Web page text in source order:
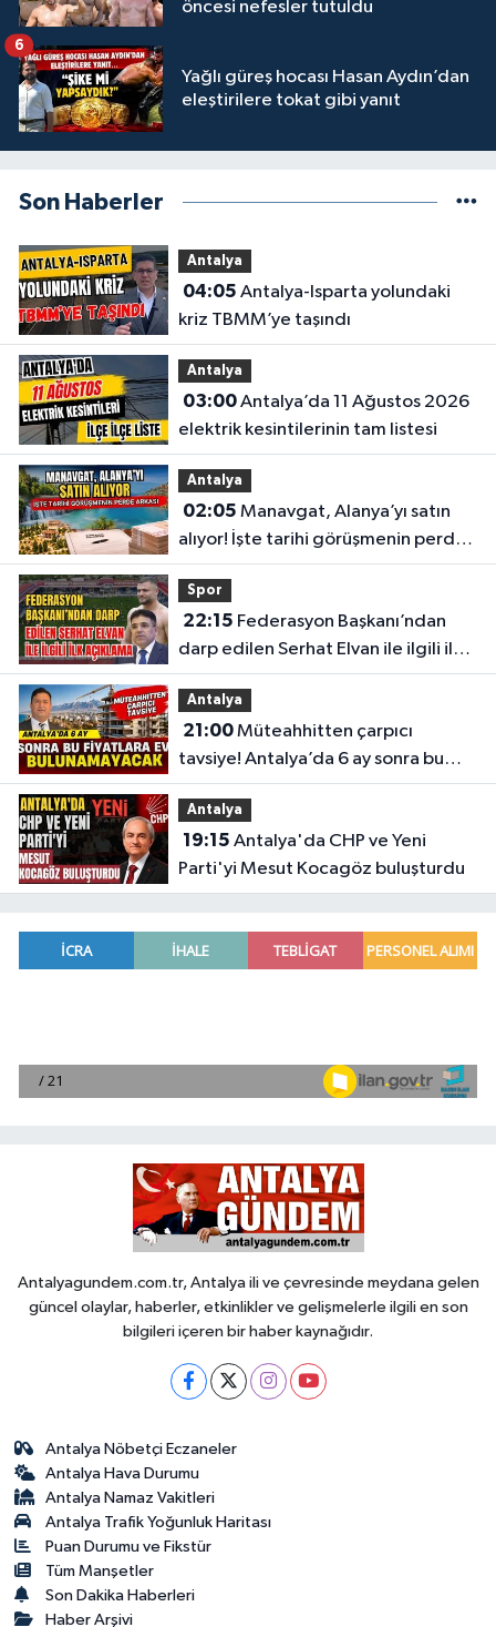
öncesi nefesler tutuldu
Yağlı güreş hocası Hasan Aydın’dan
eleştirilere tokat gibi yanıt
6
Son Haberler
Antalya
04:05
kriz TBMM’ye taşındı
Antalya
03:00Antalya’da 11 Ağustos 2026
elektrik kesintilerinin tam listesi
Antalya
02:05
alıyor! İşte tarihi görüşmenin perde
arkası
Spor
22:15
darp edilen Serhat Elvan ile ilgili ilk
açıklama
Antalya
21:00Müteahhitten çarpıcı
tavsiye! Antalya’da 6 ay sonra bu
fiyatlara ev bulunamayacak
Antalya
19:15
Parti'yi Mesut Kocagöz buluşturdu
Antalyagundem.com.tr, Antalya ili ve çevresinde meydana gelen
güncel olaylar, haberler, etkinlikler ve gelişmelerle ilgili en son
bilgileri içeren bir haber kaynağıdır.
Antalya Nöbetçi Eczaneler
Antalya Hava Durumu
Antalya Namaz Vakitleri
Antalya Trafik Yoğunluk Haritası
Puan Durumu ve Fikstür
Tüm Manşetler
Son Dakika Haberleri
Haber Arşivi